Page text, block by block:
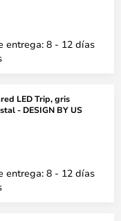
entrega: 8 - 12 días
LED Trip, gris
- DESIGN BY US
entrega: 8 - 12 días